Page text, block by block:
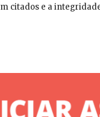
citados e a